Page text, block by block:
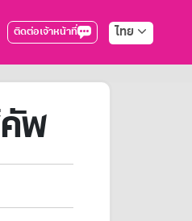
ติดต่อเจ้าหน้าที่ ไทย
พ